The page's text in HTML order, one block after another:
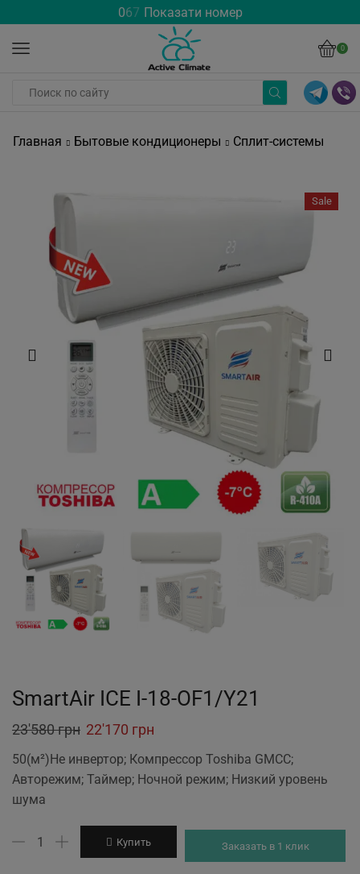
067 Показати номер
0
Главная Бытовые кондиционеры Сплит-системы
Sale
SmartAir ICE I-18-OF1/Y21
23'580грн Original
price
was:
22'170 грн
price
is:
50(м²)Не инвертор; Компрессор Toshiba GMCC;
Авторежим; Таймер; Ночной режим; Низкий уровень
шума
Количество
Купить Заказать в 1 клик